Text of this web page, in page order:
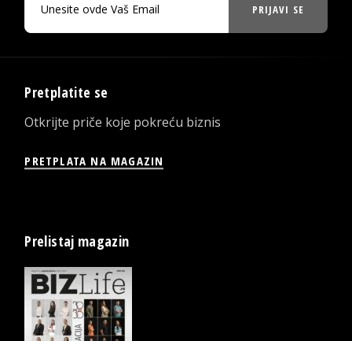
PRIJAVI SE
Pretplatite se
Otkrijte priče koje pokreću biznis
PRETPLATA NA MAGAZIN
Prelistaj magazin